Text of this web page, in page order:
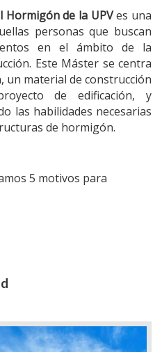
de la UPVes una
personas que buscan
en el ámbito de la
Este Máster se centra
un material de construcción
de edificación, y
las habilidades necesarias
de hormigón.
5 motivos para